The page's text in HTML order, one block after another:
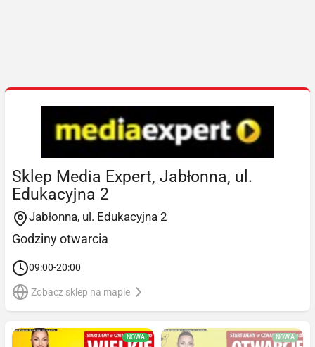
Sklep Media Expert, Jabłonna, ul.
Edukacyjna 2
Jabłonna, ul. Edukacyjna 2
Godziny otwarcia
09:00-20:00
Zobacz sklep na mapie
NOWA NOWA